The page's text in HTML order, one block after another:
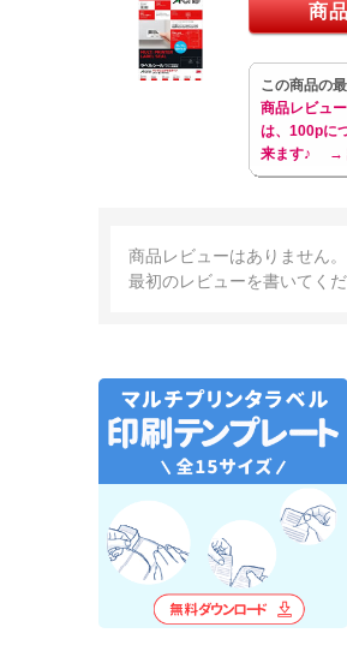
商
この商品の
商品レビュ
は、100pに
来ます♪
→
商品レビューはありません。
最初のレビューを書いてくだ